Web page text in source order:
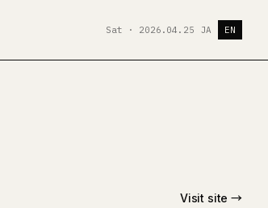
Sat · 2026.04.25 JA EN
Visit site →